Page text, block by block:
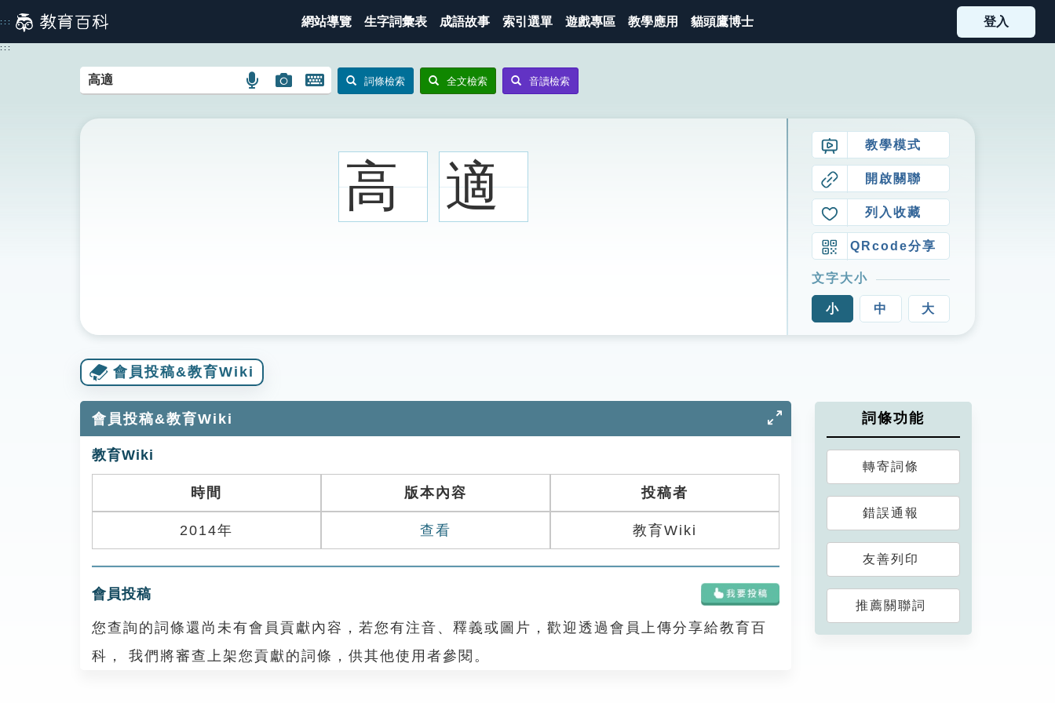
到
主
::: 網站導覽 生字詞彙表 成語故事 索引選單 遊戲專區 教學應用 貓頭鷹博士 登入
:::
語
搜
圖
搜
開
鍵
詞條檢索 全文檢索 音讀檢索
高 適
教學模式
開啟關聯
列入收藏
QRcode分享
文字大小
小 中 大
會員投稿&教育Wiki
會員投稿&教育Wiki
教育Wiki
時間 版本內容 投稿者
2014年 查看 教育Wiki
會員投稿
您查詢的詞條還尚未有會員貢獻內容，若您有注音、釋義或圖片，歡迎透過會員上傳分享給教育百
科， 我們將審查上架您貢獻的詞條，供其他使用者參閱。
詞條功能
轉寄詞條
錯誤通報
友善列印
推薦關聯詞